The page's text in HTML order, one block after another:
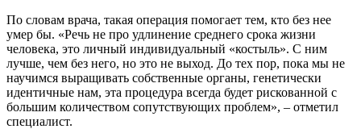
По словам врача, такая операция помогает тем, кто без нее
умер бы. «Речь не про удлинение среднего срока жизни
человека, это личный индивидуальный «костыль». С ним
лучше, чем без него, но это не выход. До тех пор, пока мы не
научимся выращивать собственные органы, генетически
идентичные нам, эта процедура всегда будет рискованной с
большим количеством сопутствующих проблем», – отметил
специалист.